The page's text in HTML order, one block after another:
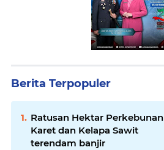
Berita Terpopuler
Ratusan Hektar Perkebunan
Karet dan Kelapa Sawit
terendam banjir